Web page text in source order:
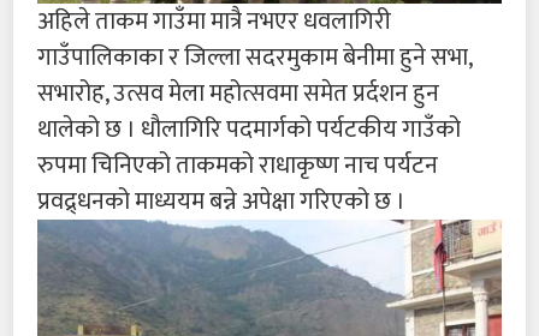
अहिले ताकम गाउँमा मात्रै नभएर धवलागिरी
गाउँपालिकाका र जिल्ला सदरमुकाम बेनीमा हुने सभा,
सभारोह, उत्सव मेला महोत्सवमा समेत प्रर्दशन हुन
थालेको छ । धौलागिरि पदमार्गको पर्यटकीय गाउँको
रुपमा चिनिएको ताकमको राधाकृष्ण नाच पर्यटन
प्रवद्र्धनको माध्ययम बन्ने अपेक्षा गरिएको छ ।